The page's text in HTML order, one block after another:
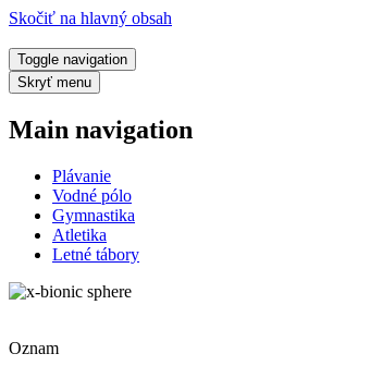
Skočiť na hlavný obsah
Toggle navigation
Skryť menu
Main navigation
Plávanie
Vodné pólo
Gymnastika
Atletika
Letné tábory
Oznam